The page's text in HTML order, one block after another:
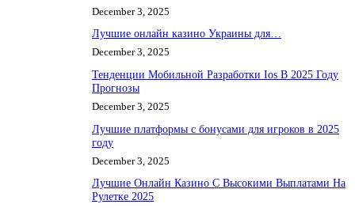
December 3, 2025
Лучшие онлайн казино Украины для…
December 3, 2025
Тенденции Мобильной Разработки Ios В 2025 Году
Прогнозы
December 3, 2025
Лучшие платформы с бонусами для игроков в 2025
году
December 3, 2025
Лучшие Онлайн Казино С Высокими Выплатами На
Рулетке 2025